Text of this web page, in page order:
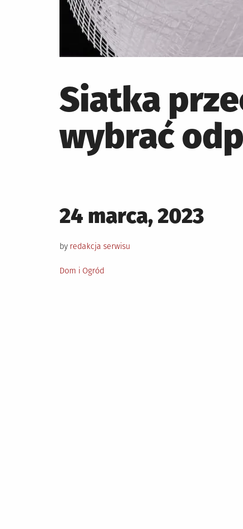
Siatka
wybrać
Posted
on
24 marca, 2023
by redakcja serwisu
Posted
Dom i Ogród